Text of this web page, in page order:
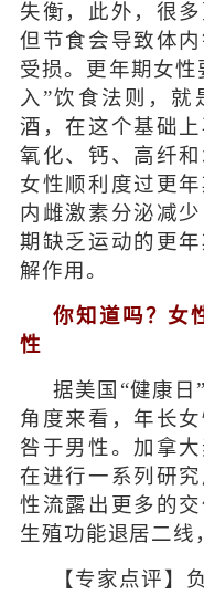
失衡，此外，很
但节食会导致体
受损。更年期女
入”饮食法则，就
酒，在这个基础
氧化、钙、高纤
女性顺利度过更
内雌激素分泌减
期缺乏运动的更
解作用。
你知道吗？女
性
据美国“健康日
角度来看，年长
咎于男性。加拿
在进行一系列研
性流露出更多的
生殖功能退居二线
【专家点评】